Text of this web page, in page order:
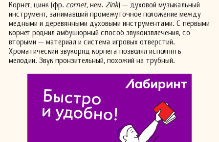
Корнет, цинк (фр. cornet, нем. Zink) — духовой музыкальный
инструмент, занимавший промежуточное положение между
медными и деревянными духовыми инструментами. С первыми
корнет роднил амбушюрный способ звукоизвлечения, со
вторыми — материал и система игровых отверстий.
Хроматический звукоряд корнета позволял исполнять
мелодии. Звук пронзительный, похожий на трубный.